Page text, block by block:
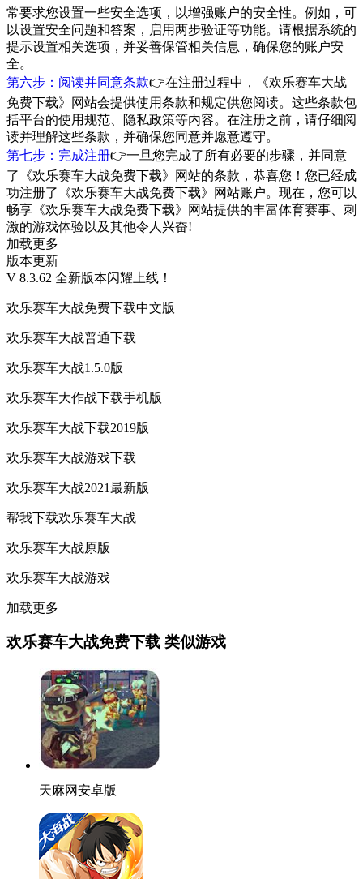
常要求您设置一些安全选项，以增强账户的安全性。例如，可
以设置安全问题和答案，启用两步验证等功能。请根据系统的
提示设置相关选项，并妥善保管相关信息，确保您的账户安
全。
第六步：阅读并同意条款👉在注册过程中，《欢乐赛车大战
免费下载》网站会提供使用条款和规定供您阅读。这些条款包
括平台的使用规范、隐私政策等内容。在注册之前，请仔细阅
读并理解这些条款，并确保您同意并愿意遵守。
第七步：完成注册👉一旦您完成了所有必要的步骤，并同意
了《欢乐赛车大战免费下载》网站的条款，恭喜您！您已经成
功注册了《欢乐赛车大战免费下载》网站账户。现在，您可以
畅享《欢乐赛车大战免费下载》网站提供的丰富体育赛事、刺
激的游戏体验以及其他令人兴奋!
加载更多
版本更新
V 8.3.62 全新版本闪耀上线！
欢乐赛车大战免费下载中文版
欢乐赛车大战普通下载
欢乐赛车大战1.5.0版
欢乐赛车大作战下载手机版
欢乐赛车大战下载2019版
欢乐赛车大战游戏下载
欢乐赛车大战2021最新版
帮我下载欢乐赛车大战
欢乐赛车大战原版
欢乐赛车大战游戏
加载更多
欢乐赛车大战免费下载 类似游戏
天麻网安卓版